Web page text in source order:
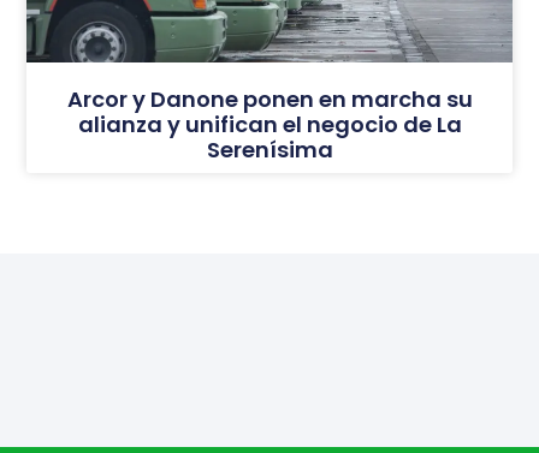
Arcor y Danone ponen en marcha su
alianza y unifican el negocio de La
Serenísima